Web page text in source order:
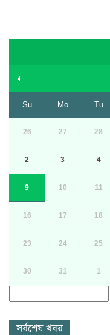
Su Mo Tu
26 27 28
2 3 4
9 10 11
16 17 18
23 24 25
30 31 1
সর্বশেষ খবর